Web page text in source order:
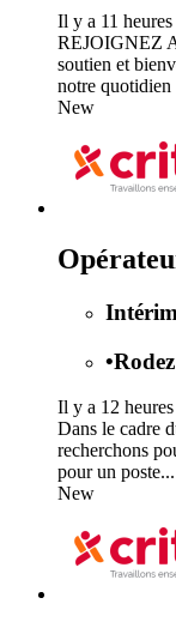
Il y a 11 heures
REJOIGNEZ
soutien et
notre quotidien
New
Intérim
•
Il y a 12 heures
Dans le cadre
recherchons
pour un poste...
New